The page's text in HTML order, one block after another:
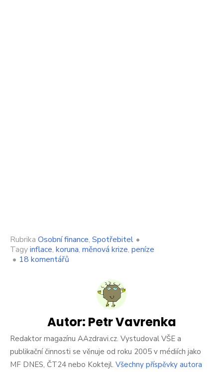
Rubrika Osobní finance, Spotřebitel •
Tagyinflace, koruna, měnová krize, peníze
• 18 komentářů
měnová
krize,
varovala
Nomura
Autor: Petr Vavrenka
Redaktor magazínu AAzdravi.cz. Vystudoval VŠE a
publikační činnosti se věnuje od roku 2005 v médiích jako
MF DNES, ČT24 nebo Koktejl. Všechny příspěvky autora